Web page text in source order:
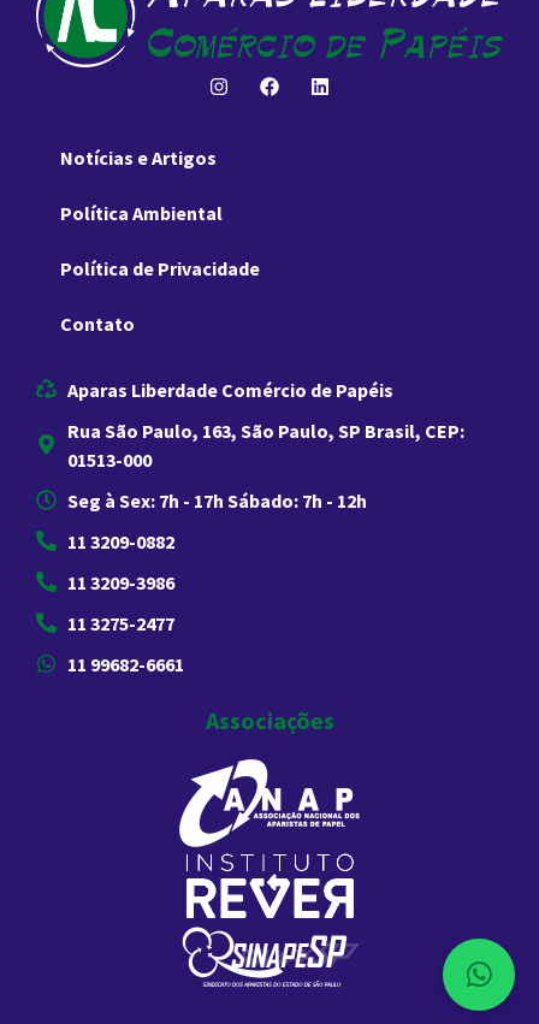
Notícias e Artigos
Política Ambiental
Política de Privacidade
Contato
Aparas Liberdade Comércio de Papéis
Rua São Paulo, 163, São Paulo, SP Brasil, CEP:
01513-000
Seg à Sex: 7h - 17h Sábado: 7h - 12h
11 3209-0882
11 3209-3986
11 3275-2477
11 99682-6661
Associações